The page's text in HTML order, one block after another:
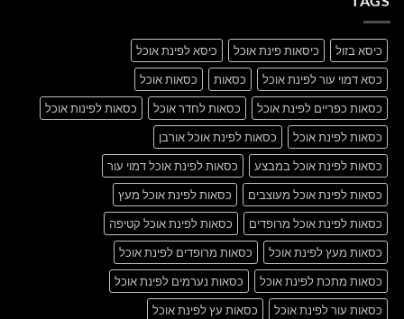
כיסא בזול כיסאות פינת אוכל
כיסא לפינת אוכל
כסא דמוי עור לפינת אוכל
כסאות
כסאות אוכל
כסאות כפריים לפינת אוכל
כסאות לחדר אוכל
כסאות לפינות אוכל
כסאות לפינת אוכל
כסאות לפינת אוכל אורבן
כסאות לפינת אוכל במבצע
כסאות לפינת אוכל דמוי עור
כסאות לפינת אוכל מעוצבים
כסאות לפינת אוכל מעץ
כסאות לפינת אוכל מרופדים
כסאות לפינת אוכל קטיפה
כסאות מעץ לפינת אוכל
כסאות מרופדים לפינת אוכל
כסאות מתכת לפינת אוכל
כסאות נערמים לפינת אוכל
כסאות עור לפינת אוכל
כסאות עץ לפינת אוכל